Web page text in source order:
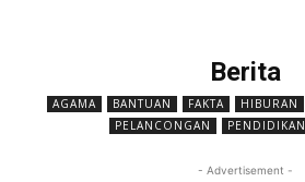
Berita
AGAMA BANTUAN FAKTA HIBURAN
PELANCONGAN
PENDIDIKAN
- Advertisement -